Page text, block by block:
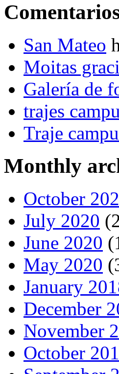
San Mateo
Moitas
Galería de
trajes
Traje
Monthly
October
July 2020
June 2020
May 2020
January
December
November
October